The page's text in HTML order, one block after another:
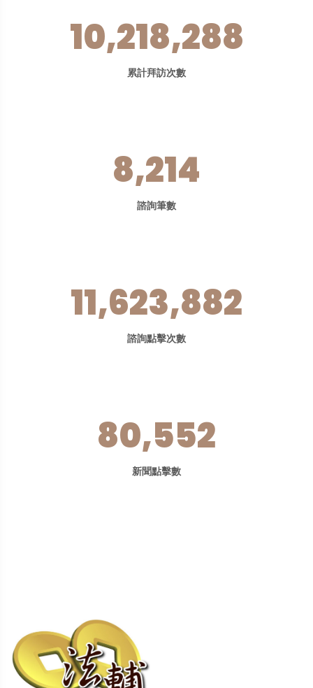
10,218,288
累計拜訪次數
8,214
諮詢筆數
11,623,882
諮詢點擊次數
80,552
新聞點擊數